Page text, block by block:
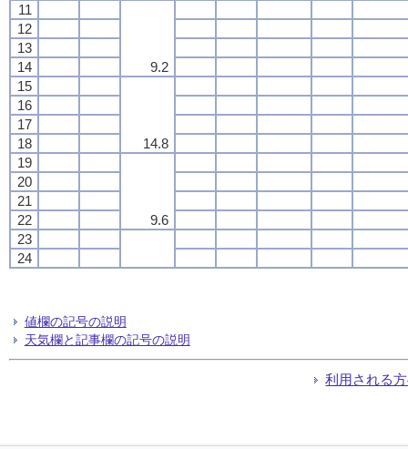
11
9.2
12
13
14
15
14.8
16
17
18
19
9.6
20
21
22
23
24
値欄の記号の説明
天気欄と記事欄の記号の説明
利用される